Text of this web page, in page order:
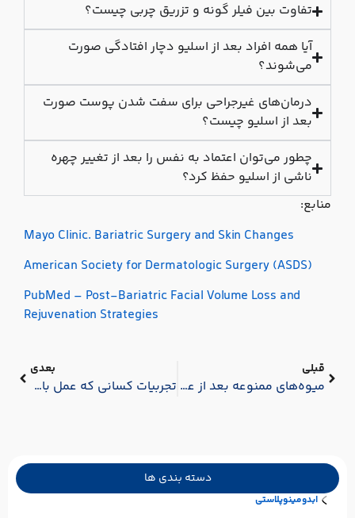
تفاوت بین فیلر گونه و تزریق چربی چیست؟
آیا همه افراد بعد از اسلیو دچار افتادگی صورت
می‌شوند؟
درمان‌های غیرجراحی برای سفت شدن پوست صورت
بعد از اسلیو چیست؟
چطور می‌توان اعتماد به نفس را بعد از تغییر چهره
ناشی از اسلیو حفظ کرد؟
منابع:
Mayo Clinic. Bariatric Surgery and Skin Changes
American Society for Dermatologic Surgery (ASDS)
PubMed – Post-Bariatric Facial Volume Loss and
Rejuvenation Strategies
قبلی
میوه‌های ممنوعه بعد از عمل اسلیو معده
بعدی
تجربیات کسانی که عمل بای پس معده انجام داده اند: از تصمیم تا تغییر سبک زندگی
دسته بندی ها
ابدومینوپلاستی